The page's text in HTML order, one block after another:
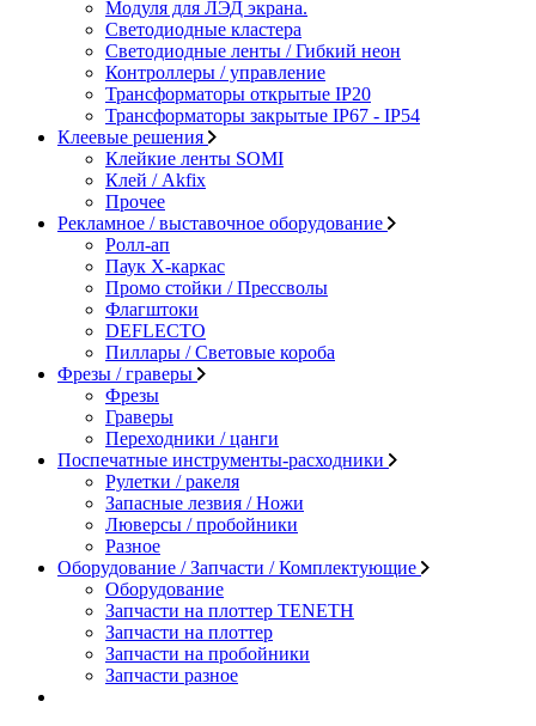
Модуля для ЛЭД экрана.
Светодиодные кластера
Светодиодные ленты / Гибкий неон
Контроллеры / управление
Трансформаторы открытые IP20
Трансформаторы закрытые IP67 - IP54
Клеевые решения
Клейкие ленты SOMI
Клей / Akfix
Прочее
Рекламное / выставочное оборудование
Ролл-ап
Паук X-каркас
Промо стойки / Прессволы
Флагштоки
DEFLECTO
Пиллары / Световые короба
Фрезы / граверы
Фрезы
Граверы
Переходники / цанги
Поспечатные инструменты-расходники
Рулетки / ракеля
Запасные лезвия / Ножи
Люверсы / пробойники
Разное
Оборудование / Запчасти / Комплектующие
Оборудование
Запчасти на плоттер TENETH
Запчасти на плоттер
Запчасти на пробойники
Запчасти разное